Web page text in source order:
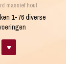
massief hout
1-76 diverse
♥